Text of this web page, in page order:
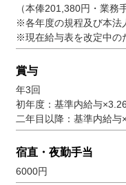
（本俸201,380円・業務
※各年度の規程及び本法
※現在給与表を改定中の
賞与
年3回
初年度：基準内給与
二年目以降：基準内給与
宿直・夜勤手当
6000円